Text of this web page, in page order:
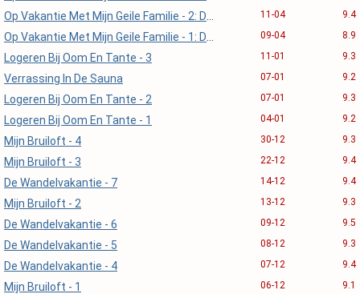
11-04 9.4
09-04 8.9
Logeren Bij Oom En Tante - 3 11-01 9.3
Verrassing In De Sauna 07-01 9.2
Logeren Bij Oom En Tante - 2 07-01 9.3
Logeren Bij Oom En Tante - 1 04-01 9.2
Mijn Bruiloft - 4 30-12 9.3
Mijn Bruiloft - 3 22-12 9.4
De Wandelvakantie - 7 14-12 9.4
Mijn Bruiloft - 2 13-12 9.3
De Wandelvakantie - 6 09-12 9.5
De Wandelvakantie - 5 08-12 9.3
De Wandelvakantie - 4 07-12 9.4
Mijn Bruiloft - 1 06-12 9.1